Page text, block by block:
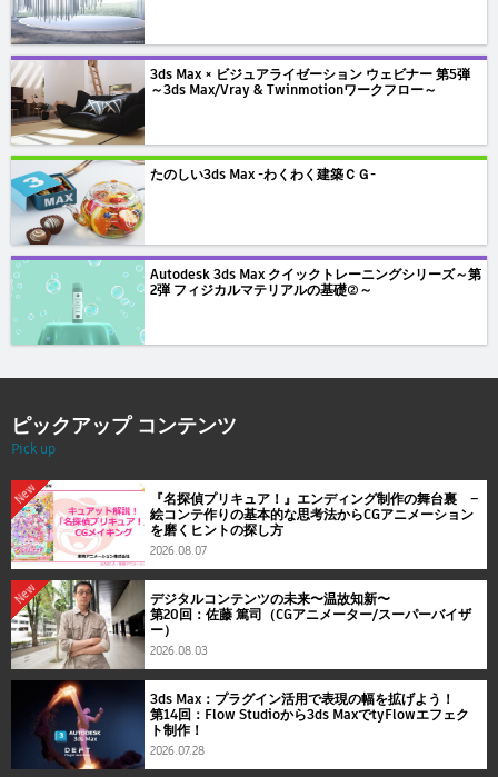
3ds Max × ビジュアライゼーション ウェビナー 第5弾
～3ds Max/Vray & Twinmotionワークフロー～
たのしい3ds Max -わくわく建築ＣＧ-
Autodesk 3ds Max クイックトレーニングシリーズ～第
2弾 フィジカルマテリアルの基礎②～
ピックアップ コンテンツ
Pick up
New
『名探偵プリキュア！』エンディング制作の舞台裏 ―
絵コンテ作りの基本的な思考法からCGアニメーション
を磨くヒントの探し方
2026.08.07
New
デジタルコンテンツの未来〜温故知新〜
第20回：佐藤 篤司（CGアニメーター/スーパーバイザ
ー）
2026.08.03
3ds Max：プラグイン活用で表現の幅を拡げよう！
第14回：Flow Studioから3ds MaxでtyFlowエフェク
ト制作！
2026.07.28